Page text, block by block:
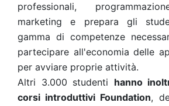
professionali,
marketing e prepara gli
gamma di competenze
partecipare all'economia delle
per avviare proprie attività.
Altri 3.000 studenti hanno
corsi introduttivi Foundation,